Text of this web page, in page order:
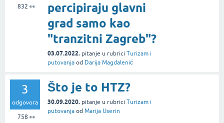
832 👀
percipiraju glavni
grad samo kao
"tranzitni Zagreb"?
03.07.2022. pitanje u rubrici Turizam i
putovanja od Darija Magdalenić
3
odgovora
758 👀
Što je to HTZ?
30.09.2020. pitanje u rubrici Turizam i
putovanja od Marija Userin